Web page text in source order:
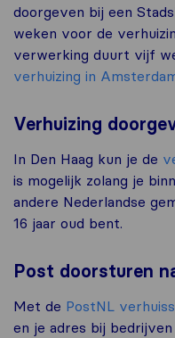
doorgeven bij een
weken voor de
verwerking duurt vijf
verhuizing in
Verhuizing
In Den Haag kun je de
is mogelijk zolang je
andere Nederlandse
16 jaar oud bent.
Post doorsturen
Met de PostNL
en je adres bij